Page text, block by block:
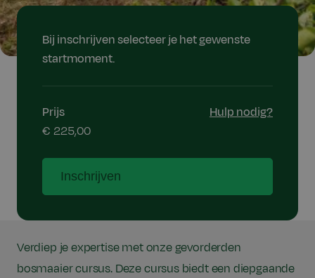
Bij inschrijven selecteer je het gewenste
startmoment.
Prijs
€ 225,00
Hulp nodig?
Inschrijven
Verdiep je expertise met onze gevorderden
bosmaaier cursus. Deze cursus biedt een diepgaande